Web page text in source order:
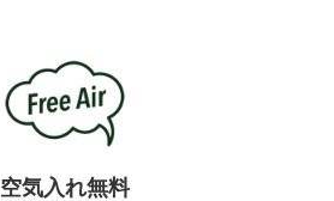
空気入れ無料